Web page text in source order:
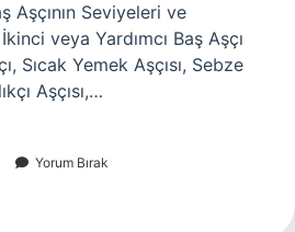
Aşçının Seviyeleri ve
veya Yardımcı Baş Aşçı
Sıcak Yemek Aşçısı, Sebze
Aşçısı,…
Yorum Bırak